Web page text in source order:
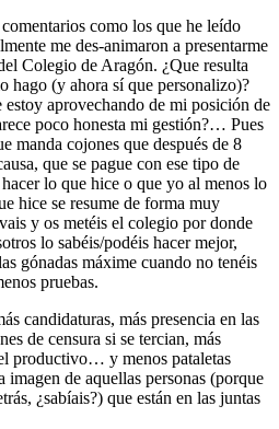
como los que he leído
me des-animaron a presentarme
Colegio de Aragón. ¿Que resulta
hago (y ahora sí que personalizo)?
estoy aprovechando de mi posición de
poco honesta mi gestión?… Pues
manda cojones que después de 8
que se pague con ese tipo de
lo que hice o que yo al menos lo
hice se resume de forma muy
y os metéis el colegio por donde
lo sabéis/podéis hacer mejor,
gónadas máxime cuando no tenéis
pruebas.
candidaturas, más presencia en las
de censura si se tercian, más
productivo… y menos pataletas
imagen de aquellas personas (porque
¿sabíais?) que están en las juntas